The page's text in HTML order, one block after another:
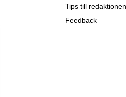
Tips till redaktionen
Feedback